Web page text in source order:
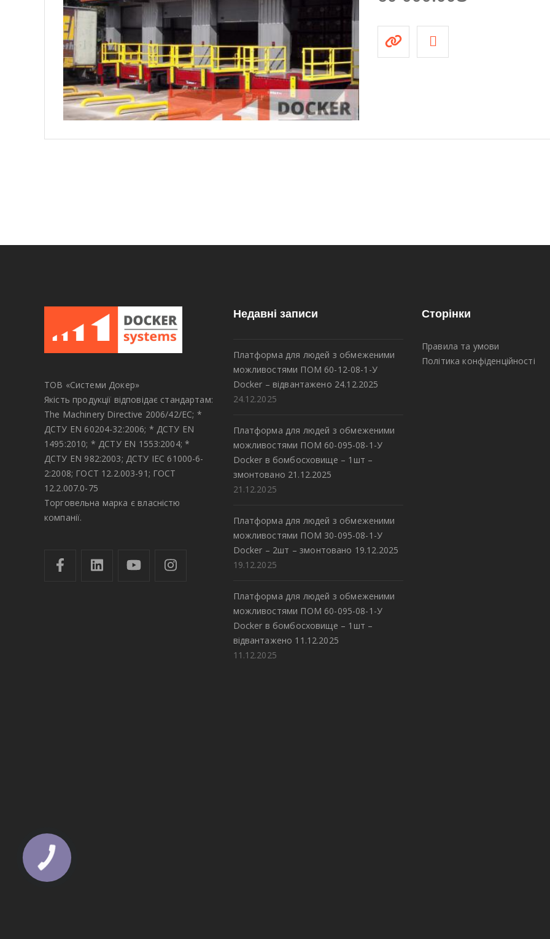
ТОВ «Системи Докер»
Якість продукції відповідає стандартам:
The Machinery Directive 2006/42/EC; *
ДСТУ EN 60204-32:2006; * ДСТУ EN
1495:2010; * ДСТУ EN 1553:2004; *
ДСТУ EN 982:2003; ДСТУ IEC 61000-6-
2:2008; ГОСТ 12.2.003-91; ГОСТ
12.2.007.0-75
Торговельна марка є власністю
компанії.
Недавні записи
Платформа для людей з обмеженими
можливостями ПОМ 60-12-08-1-У
Docker – відвантажено 24.12.2025
24.12.2025
Платформа для людей з обмеженими
можливостями ПОМ 60-095-08-1-У
Docker в бомбосховище – 1шт –
змонтовано 21.12.2025
21.12.2025
Платформа для людей з обмеженими
можливостями ПОМ 30-095-08-1-У
Docker – 2шт – змонтовано 19.12.2025
19.12.2025
Платформа для людей з обмеженими
можливостями ПОМ 60-095-08-1-У
Docker в бомбосховище – 1шт –
відвантажено 11.12.2025
11.12.2025
Сторінки
Правила та умови
Політика конфіденційності